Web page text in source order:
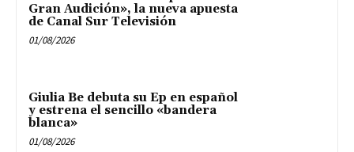
Gran Audición», la nueva apuesta
de Canal Sur Televisión
01/08/2026
Giulia Be debuta su Ep en español
y estrena el sencillo «bandera
blanca»
01/08/2026